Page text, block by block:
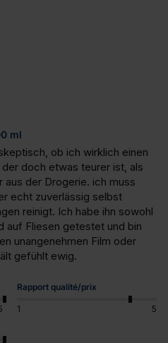
ml
ob ich wirklich einen
doch etwas teurer ist, als
aus der Drogerie. ich muss
echt zuverlässig selbst
reinigt. Ich habe ihn sowohl
auf Fliesen getestet und bin
unangenehmen Film oder
gefühlt ewig.
Rapport qualité/prix
1
5